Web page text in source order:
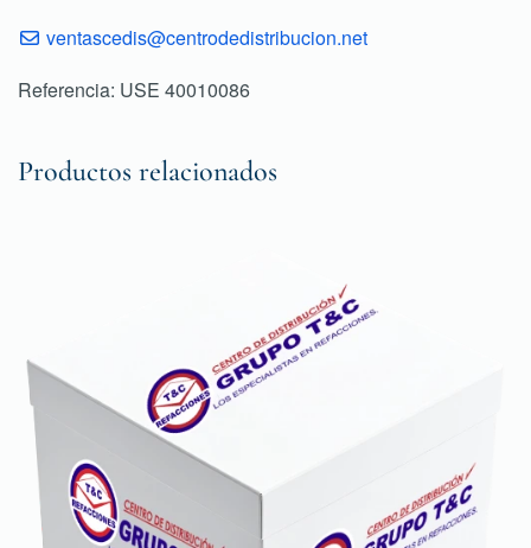
ventascedis@centrodedistribucion.net
Referencia: USE 40010086
Productos relacionados